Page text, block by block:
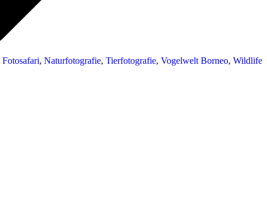
Fotosafari, Naturfotografie, Tierfotografie, Vogelwelt Borneo, Wildlife